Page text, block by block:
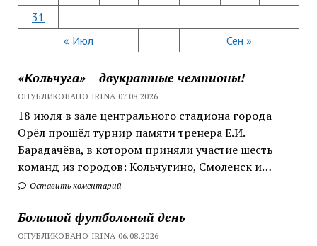
« Июл Сен »
31
«Кольчуга» – двукратные чемпионы!
ОПУБЛИКОВАНО IRINA 07.08.2026
18 июля в зале центрального стадиона города
Орёл прошёл турнир памяти тренера Е.И.
Барадачёва, в котором приняли участие шесть
команд из городов: Кольчугино, Смоленск и…
Оставить коментарий
Большой футбольный день
ОПУБЛИКОВАНО IRINA 06.08.2026